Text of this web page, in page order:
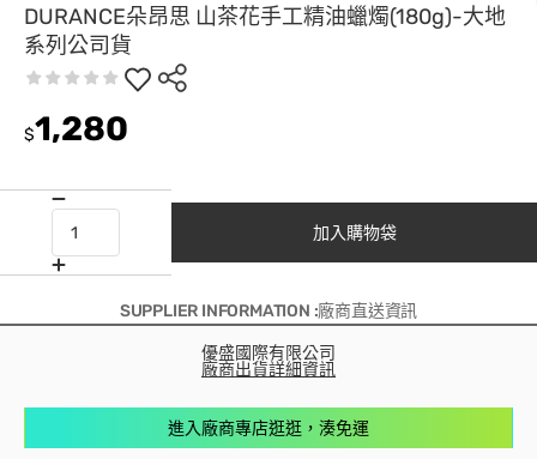
DURANCE朵昂思 山茶花手工精油蠟燭(180g)-大地
系列公司貨
$1,280
加入購物袋
SUPPLIER INFORMATION :廠商直送資訊
優盛國際有限公司
廠商出貨詳細資訊
進入廠商專店逛逛，湊免運